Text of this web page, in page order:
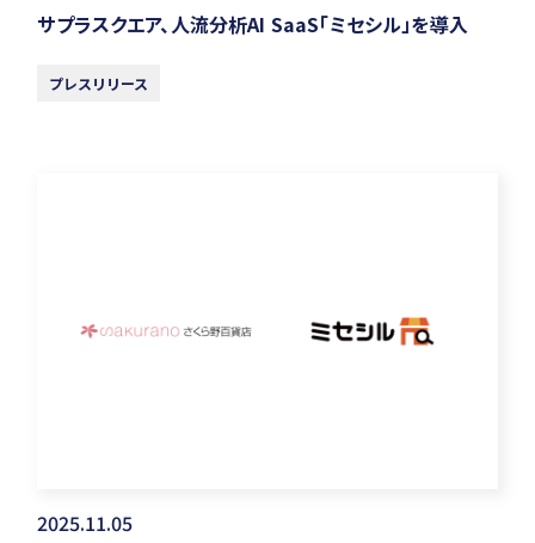
サプラスクエア、人流分析AI SaaS「ミセシル」を導入
プレスリリース
2025.11.05